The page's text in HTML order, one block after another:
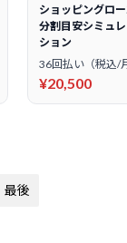
ショッピングロ
分割目安シミュ
ション
36回払い（税込/
¥20,500
最後